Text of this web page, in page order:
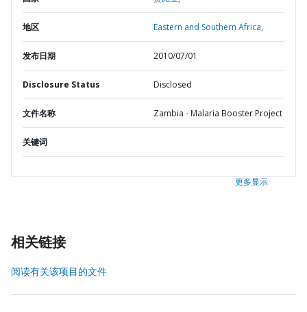
地区 Eastern and Southern Africa,
发布日期 2010/07/01
Disclosure Status Disclosed
文件名称 Zambia - Malaria Booster Project
关键词
更多显示
相关链接
阅读有关该项目的文件